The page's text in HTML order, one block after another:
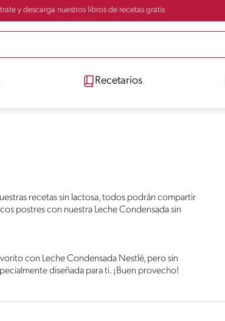
y descarga nuestros libros de recetas gratis
Recetarios
recetas sin lactosa, todos podrán compartir
postres con nuestra Leche Condensada sin
con Leche Condensada Nestlé, pero sin
diseñada para ti. ¡Buen provecho!